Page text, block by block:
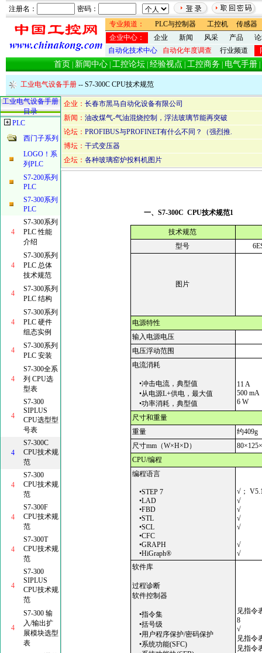
注册名：
密码：
专业频道：
PLC与控制器 工控机
传感器
企业中心：
企业 新闻 风采 产品
自动化技术中心
自动化年度调查 行业频道
首页 新闻中心 工控论坛 经验视点 工控商务 电气手册
工业电气设备手册 -- S7-300C CPU技术规范
工业电气设备手册
目录
PLC
西门子系列
LOGO！系
列PLC
S7-200系列
PLC
S7-300系列
PLC
4
S7-300系列
PLC 性能
介绍
4
S7-300系列
PLC 总体
技术规范
4
S7-300系列
PLC 结构
4
S7-300系列
PLC 硬件
组态实例
4
S7-300系列
PLC 安装
4
S7-300全系
列 CPU选
型表
4
S7-300
SIPLUS
CPU选型型
号表
4
S7-300C
CPU技术规
范
4
S7-300
CPU技术规
范
4
S7-300F
CPU技术规
范
4
S7-300T
CPU技术规
范
4
S7-300
SIPLUS
CPU技术规
范
4
S7-300 输
入/输出扩
展模块选型
表
企业： 长春市黑马自动化设备有限公司
新闻： 油改煤气-气油混烧控制，浮法玻璃节能再突破
论坛： PROFIBUS与PROFINET有什么不同？（强烈推.
博坛： 干式变压器
企坛： 各种玻璃窑炉投料机图片
一、S7-300C CPU技术规范1
技术规范
型号
图片
电源特性
输入电源电压
电压浮动范围
电流消耗
•冲击电流，典型值
•从电源L+供电，最大值
•功率消耗，典型值
11 A
500 mA
6 W
尺寸和重量
重量
约409g
尺寸mm（W×H×D） 80×125
CPU/编程
编程语言
•STEP 7
•LAD
•FBD
•STL
•SCL
•CFC
•GRAPH
•HiGraph®
√；
√
√
√
√
√
√
软件库
过程诊断
软件控制器
•指令集
•括号级
•用户程序保护/密码保护
•系统功能(SFC)
见指令
8
√
见指令
见指令